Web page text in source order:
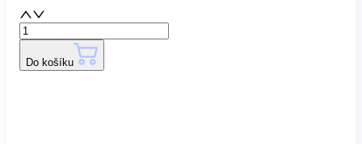
Do košíku